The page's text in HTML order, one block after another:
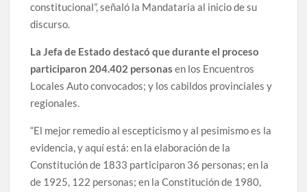
constitucional”, señaló la Mandataria al inicio de su
discurso.
La Jefa de Estado destacó que durante el proceso
participaron 204.402 personas en los Encuentros
Locales Auto convocados; y los cabildos provinciales y
regionales.
“El mejor remedio al escepticismo y al pesimismo es la
evidencia, y aquí está: en la elaboración de la
Constitución de 1833 participaron 36 personas; en la
de 1925, 122 personas; en la Constitución de 1980,